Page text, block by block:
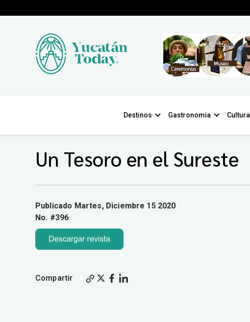
Destinos Gastronomia Cultura
Un Tesoro en el Sureste
Publicado Martes, Diciembre 15 2020
No. #396
Compartir